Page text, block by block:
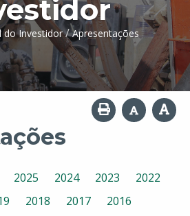
do Investidor/ Apresentações
2025 2024 2023
2022
2018 2017
2016